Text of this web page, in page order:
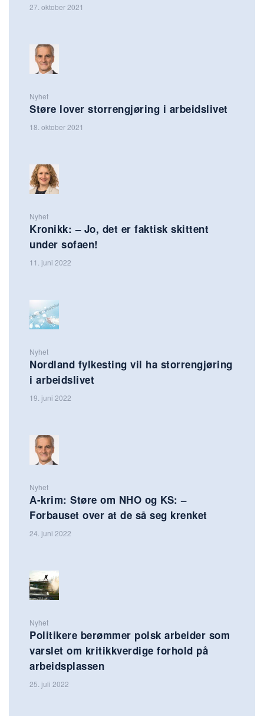
27. oktober 2021
Nyhet
Støre lover storrengjøring i arbeidslivet
18. oktober 2021
Nyhet
Kronikk: – Jo, det er faktisk skittent
under sofaen!
11. juni 2022
Nyhet
Nordland fylkesting vil ha storrengjøring
i arbeidslivet
19. juni 2022
Nyhet
A-krim: Støre om NHO og KS: –
Forbauset over at de så seg krenket
24. juni 2022
Nyhet
Politikere berømmer polsk arbeider som
varslet om kritikkverdige forhold på
arbeidsplassen
25. juli 2022